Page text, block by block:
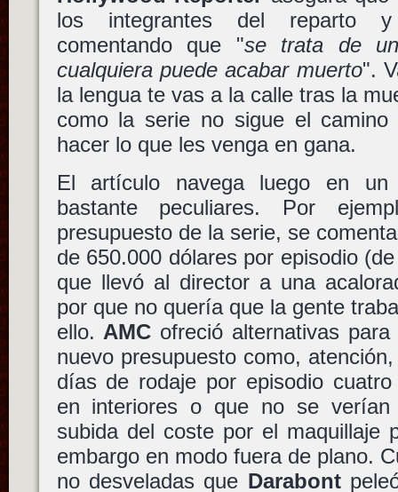
los integrantes del reparto y
comentando que "se trata de
cualquiera puede acabar muerto".
la lengua te vas a la calle tras la
como la serie no sigue el
hacer lo que les venga en gana.
El artículo navega luego en un
bastante peculiares. Por
presupuesto de la serie, se
de 650.000 dólares por episodio
que llevó al director a una
por que no quería que la gente
ello. AMC ofreció alternativas
nuevo presupuesto como,
días de rodaje por episodio
en interiores o que no se
subida del coste por el maquillaje
embargo en modo fuera de plano.
no desveladas que Darabont